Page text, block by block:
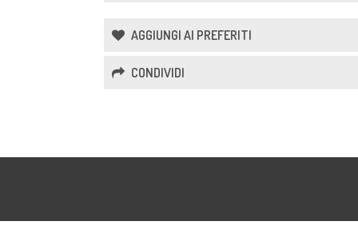
AGGIUNGI AI PREFERITI
CONDIVIDI